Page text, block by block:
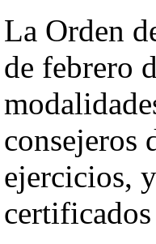
La Orden
de febrero
consejeros
ejercicios,